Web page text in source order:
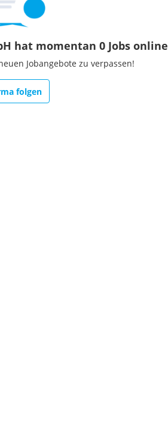
hat momentan 0 Jobs online
Jobangebote zu verpassen!
folgen